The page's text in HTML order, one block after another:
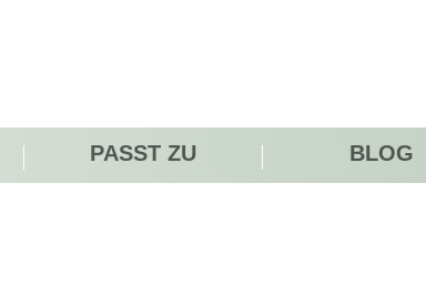
PASST ZU BLOG